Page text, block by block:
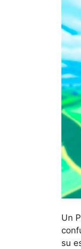
Un
su